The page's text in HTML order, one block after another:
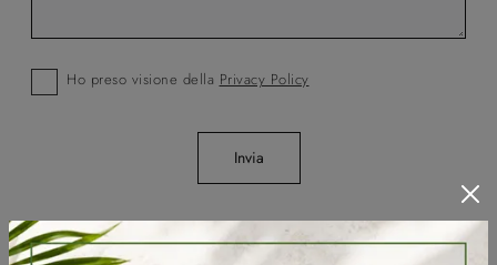
Sfoglia i cataloghi
Ho preso visione della Privacy Policy
Invia